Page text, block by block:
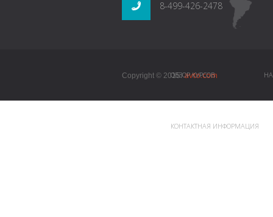
8-499-426-2478
Copyright © 2015.avto.com
ОБЗОР КУРСОВ
КОНТАКТНАЯ ИНФОРМАЦИЯ